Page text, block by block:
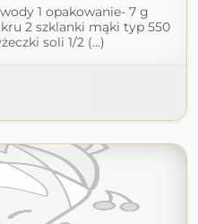
1 opakowanie- 7 g
2 szklanki mąki typ 550
soli 1/2 (...)